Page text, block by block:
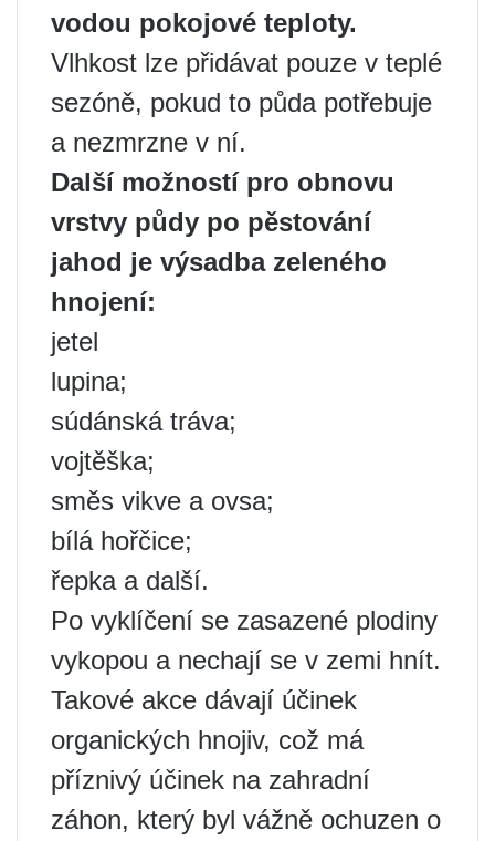
vodou pokojové teploty.
Vlhkost lze přidávat pouze v teplé
sezóně, pokud to půda potřebuje
a nezmrzne v ní.
Další možností pro obnovu
vrstvy půdy po pěstování
jahod je výsadba zeleného
hnojení:
jetel
lupina;
súdánská tráva;
vojtěška;
směs vikve a ovsa;
bílá hořčice;
řepka a další.
Po vyklíčení se zasazené plodiny
vykopou a nechají se v zemi hnít.
Takové akce dávají účinek
organických hnojiv, což má
příznivý účinek na zahradní
záhon, který byl vážně ochuzen o